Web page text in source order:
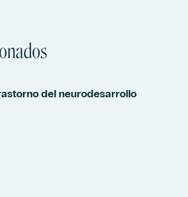
del neurodesarrollo